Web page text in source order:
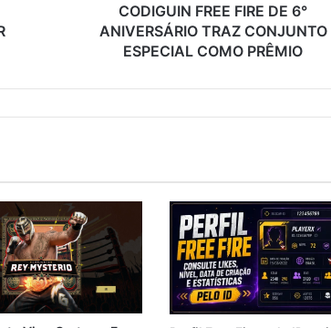
CODIGUIN FREE FIRE DE 6°
ANIVERSÁRIO TRAZ CONJUNTO
ESPECIAL COMO PRÊMIO